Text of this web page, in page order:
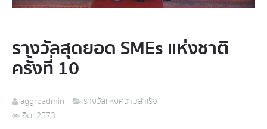
รางวัลสุดยอด SMEs แห่งชาติ
ครั้งที่ 10
aggroadmin
รางวัลแห่งความสำเร็จ
ฮิต: 2573